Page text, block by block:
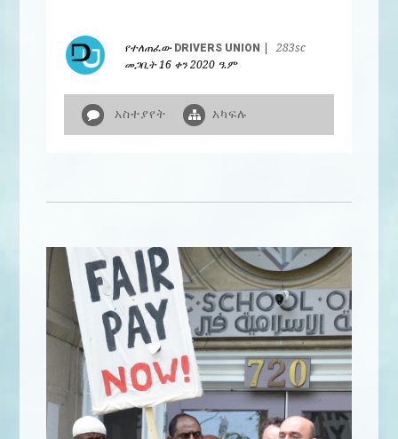
የተለጠፈው DRIVERS UNION
283sc
መጋቢት 16 ቀን 2020 ዓ.ም
አስተያየት አካፍሉ